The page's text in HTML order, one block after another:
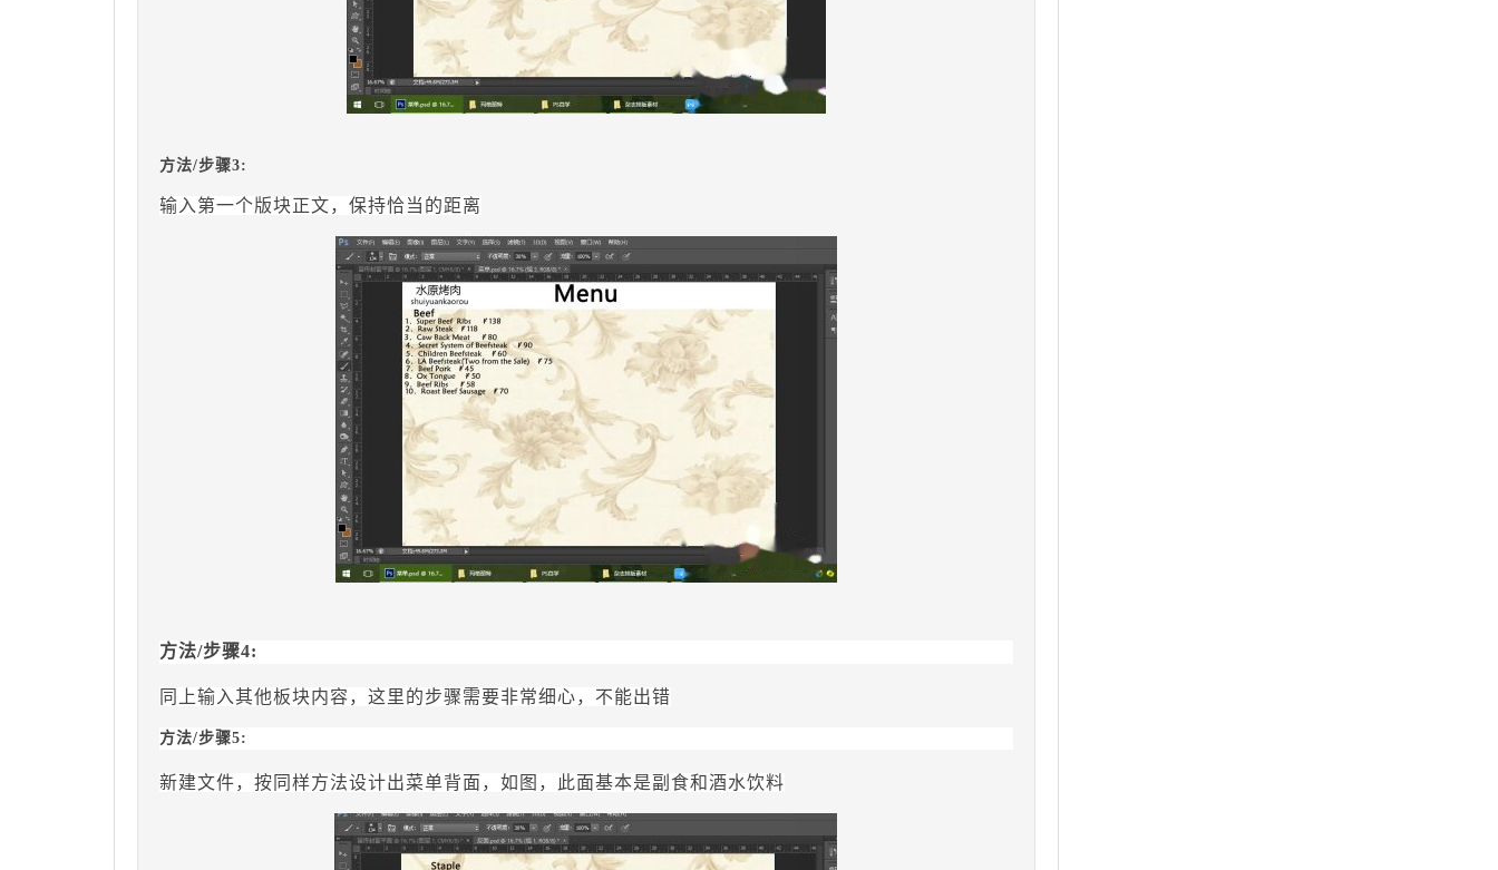
方法/步骤3:
输入第一个版块正文，保持恰当的距离
方法/步骤4:
同上输入其他板块内容，这里的步骤需要非常细心，不能出错
方法/步骤5:
新建文件，按同样方法设计出菜单背面，如图，此面基本是副食和酒水饮料